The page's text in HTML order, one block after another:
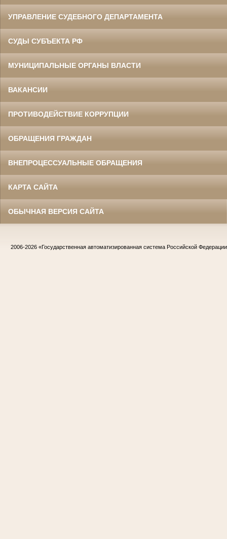
УПРАВЛЕНИЕ СУДЕБНОГО ДЕПАРТАМЕНТА
СУДЫ СУБЪЕКТА РФ
МУНИЦИПАЛЬНЫЕ ОРГАНЫ ВЛАСТИ
ВАКАНСИИ
ПРОТИВОДЕЙСТВИЕ КОРРУПЦИИ
ОБРАЩЕНИЯ ГРАЖДАН
ВНЕПРОЦЕССУАЛЬНЫЕ ОБРАЩЕНИЯ
КАРТА САЙТА
ОБЫЧНАЯ ВЕРСИЯ САЙТА
2006-2026 «Государственная автоматизированная система Российской